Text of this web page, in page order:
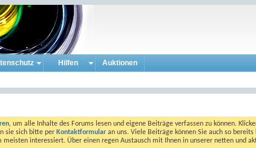
Hilfen Auktionen
, um alle Inhalte des Forums lesen und eigene Beiträge verfassen zu können.
sie sich bitte per Kontaktformular an uns. Viele Beiträge können Sie auch so
meisten interessiert. Über einen regen Austausch mit Ihnen in unserer netten und